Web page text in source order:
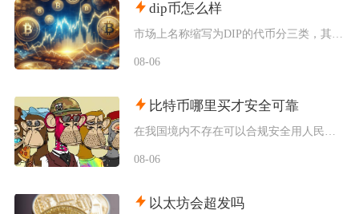
dip币怎么样
08-06
比特币哪里买才安全可靠
08-06
以太坊会超发吗